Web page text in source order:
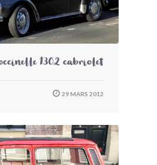
1302 cabriolet
29 MARS 2012